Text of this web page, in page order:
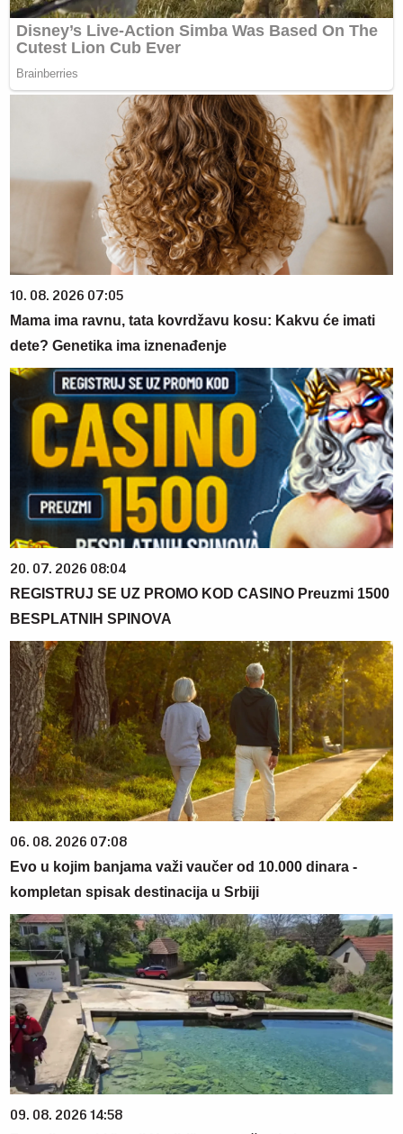
10. 08. 2026 07:05
Mama ima ravnu, tata kovrdžavu kosu: Kakvu će imati
dete? Genetika ima iznenađenje
20. 07. 2026 08:04
REGISTRUJ SE UZ PROMO KOD CASINO Preuzmi 1500
BESPLATNIH SPINOVA
06. 08. 2026 07:08
Evo u kojim banjama važi vaučer od 10.000 dinara -
kompletan spisak destinacija u Srbiji
09. 08. 2026 14:58